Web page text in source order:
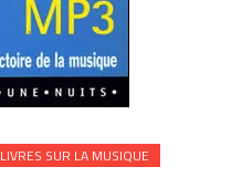
LIVRES SUR LA MUSIQUE